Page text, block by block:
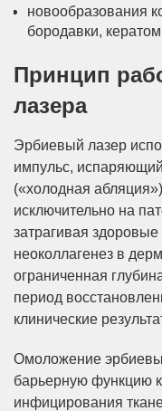
новообразования
бородавки,
Принцип
лазера
Эрбиевый лазер
импульс,
(«холодная
исключительно на
затрагивая
неоколлагенез в
ограниченная
период
клинические
Омоложение
барьерную функцию
инфицирования